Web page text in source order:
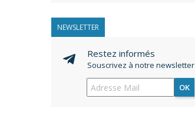
NEWSLETTER
Restez informés
Souscrivez à notre newsletter
OK